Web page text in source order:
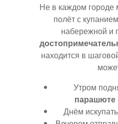
Не в каждом городе
полёт с
набережной и
находится в
Утром
парашюте
Днём